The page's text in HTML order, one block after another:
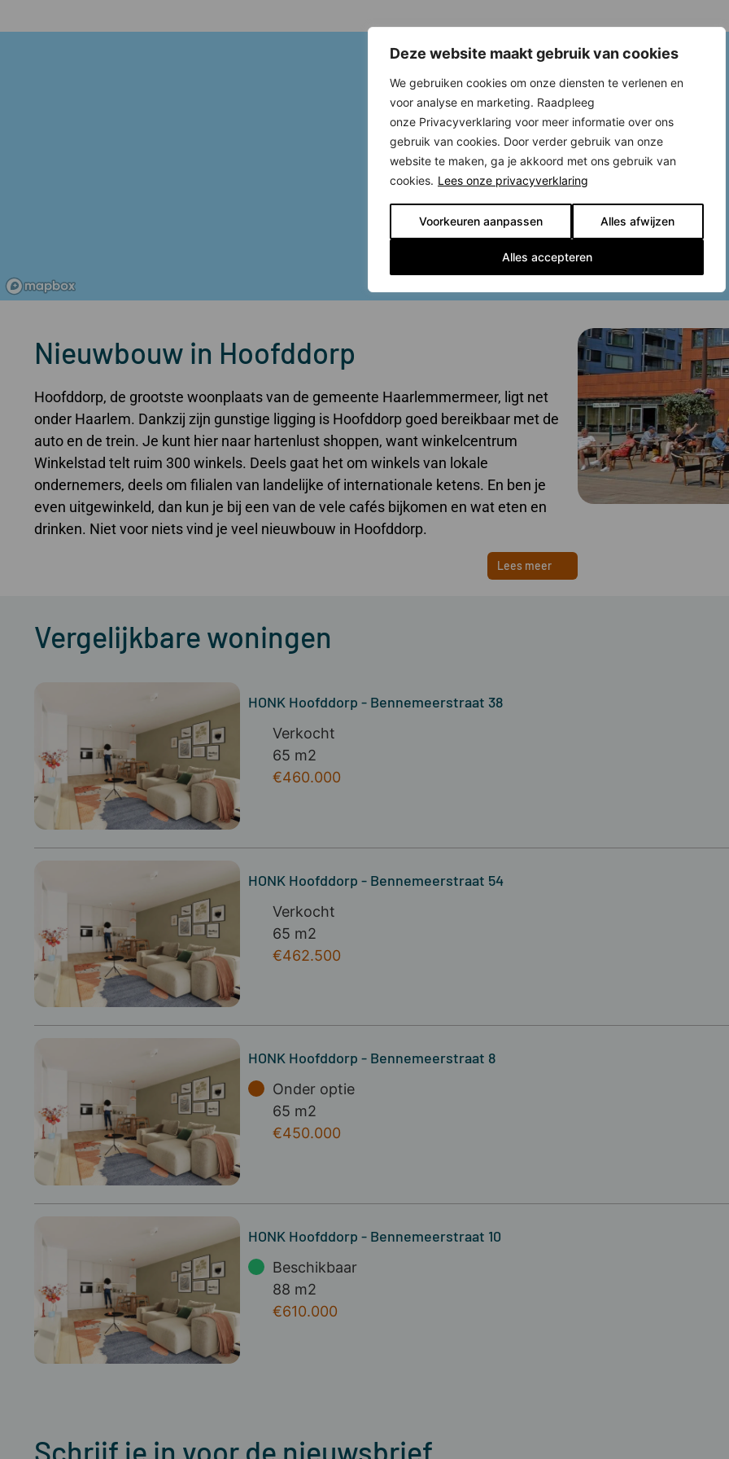
Deze website maakt gebruik van cookies
We gebruiken cookies om onze diensten te verlenen en
voor analyse en marketing. Raadpleeg
onze Privacyverklaring voor meer informatie over ons
gebruik van cookies. Door verder gebruik van onze
website te maken, ga je akkoord met ons gebruik van
cookies. Lees onze privacyverklaring
Voorkeuren aanpassen Alles afwijzen
Alles accepteren
Nieuwbouw in Hoofddorp
Hoofddorp, de grootste woonplaats van de gemeente Haarlemmermeer, ligt net
onder Haarlem. Dankzij zijn gunstige ligging is Hoofddorp goed bereikbaar met de
auto en de trein. Je kunt hier naar hartenlust shoppen, want winkelcentrum
Winkelstad telt ruim 300 winkels. Deels gaat het om winkels van lokale
ondernemers, deels om filialen van landelijke of internationale ketens. En ben je
even uitgewinkeld, dan kun je bij een van de vele cafés bijkomen en wat eten en
drinken. Niet voor niets vind je veel nieuwbouw in Hoofddorp.
Lees meer
Vergelijkbare woningen
HONK Hoofddorp - Bennemeerstraat 38
Verkocht
65 m2
€460.000
HONK Hoofddorp - Bennemeerstraat 54
Verkocht
65 m2
€462.500
HONK Hoofddorp - Bennemeerstraat 8
Onder optie
65 m2
€450.000
HONK Hoofddorp - Bennemeerstraat 10
Beschikbaar
88 m2
€610.000
Schrijf je in voor de nieuwsbrief